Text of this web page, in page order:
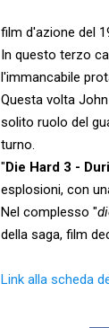
film d'azione del
In questo terzo
l'immancabile
Questa volta
solito ruolo del
turno.
"Die Hard 3 -
esplosioni, con
Nel complesso "
della saga, film
Link alla scheda